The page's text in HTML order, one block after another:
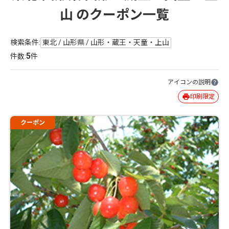
山 のクーポン一覧
検索条件: 東北 / 山形県 / 山形・蔵王・天童・上山
件数:5件
アイコンの説明
印刷限定
クーポン